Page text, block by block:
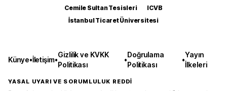
Cemile Sultan Tesisleri
ICVB
İstanbul Ticaret Üniversitesi
Künye•İletişim•
Gizlilik ve KVKK
Politikası
•
Doğrulama
Politikası
•
Yayın
İlkeleri
YASAL UYARI VE SORUMLULUK REDDİ